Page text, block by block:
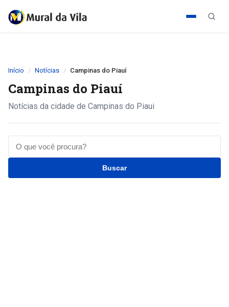
Início Notícias Campinas do Piauí
Campinas do Piauí
Notícias da cidade de Campinas do Piaui
Buscar